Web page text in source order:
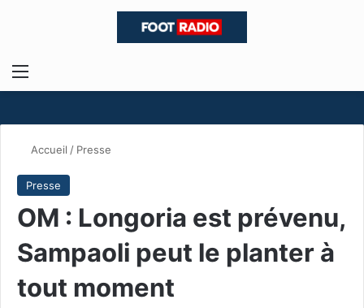
Menu
Accueil / Presse
Presse
OM : Longoria est prévenu,
Sampaoli peut le planter à
tout moment